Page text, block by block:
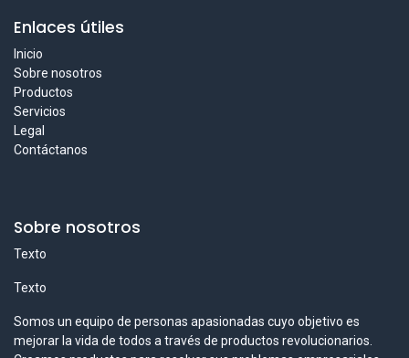
Enlaces útiles
Inicio
Sobre nosotros
Productos
Servicios
Legal
Contáctanos
Sobre nosotros
Texto
Texto
Somos un equipo de personas apasionadas cuyo objetivo es
mejorar la vida de todos a través de productos revolucionarios.